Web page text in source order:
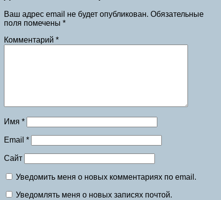
Ваш адрес email не будет опубликован. Обязательные
поля помечены *
Комментарий *
Имя *
Email *
Сайт
Уведомить меня о новых комментариях по email.
Уведомлять меня о новых записях почтой.